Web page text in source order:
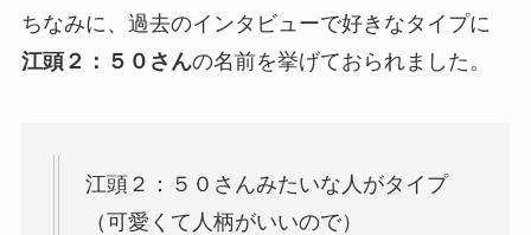
ちなみに、過去のインタビューで好きなタイプに
江頭２：５０さんの名前を挙げておられました。
江頭２：５０さんみたいな人がタイプ
（可愛くて人柄がいいので）